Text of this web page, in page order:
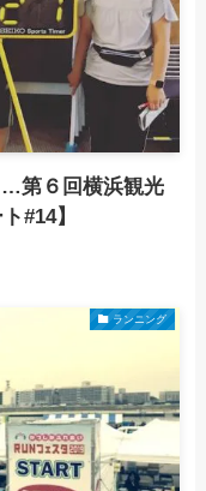
…第６回横浜観光
#14】
ランニング